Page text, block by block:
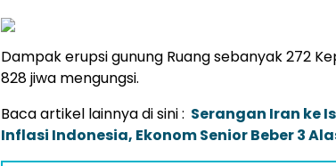
Dampak erupsi gunung Ruang sebanyak 272
828 jiwa mengungsi.
Baca artikel lainnya di sini : Serangan Iran ke
Inflasi Indonesia, Ekonom Senior Beber 3